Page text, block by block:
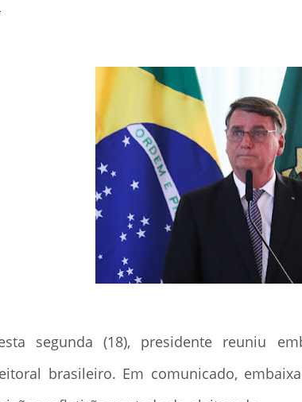
segunda (18), presidente reuniu
brasileiro. Em comunicado,